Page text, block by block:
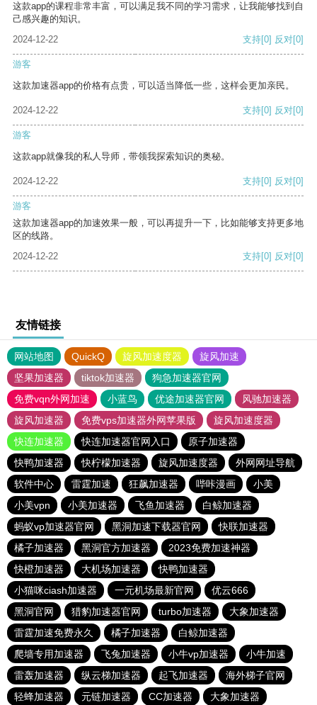
这款app的课程非常丰富，可以满足我不同的学习需求，让我能够找到自
己感兴趣的知识。
2024-12-22
支持[0] 反对[0]
游客
这款加速器app的价格有点贵，可以适当降低一些，这样会更加亲民。
2024-12-22 支持[0] 反对[0]
游客
这款app就像我的私人导师，带领我探索知识的奥秘。
2024-12-22 支持[0] 反对[0]
游客
这款加速器app的加速效果一般，可以再提升一下，比如能够支持更多地
区的线路。
2024-12-22
支持[0] 反对[0]
友情链接
网站地图 QuickQ 旋风加速度器
旋风加速
坚果加速器
tiktok加速器
狗急加速器官网
免费vqn外网加速
小蓝鸟 优途加速器官网
风驰加速器
旋风加速器
免费vps加速器外网苹果版
旋风加速度器
快连加速器
快连加速器官网入口
原子加速器
快鸭加速器
快柠檬加速器 旋风加速度器
外网网址导航
软件中心
雷霆加速 狂飙加速器 哔咔漫画
小美
小美vpn
小美加速器 飞鱼加速器
白鲸加速器
蚂蚁vp加速器官网
黑洞加速下载器官网
快联加速器
橘子加速器
黑洞官方加速器
2023免费加速神器
快橙加速器
大机场加速器
快鸭加速器
小猫咪ciash加速器
一元机场最新官网
优云666
黑洞官网
猎豹加速器官网 turbo加速器
大象加速器
雷霆加速免费永久
橘子加速器
白鲸加速器
爬墙专用加速器
飞兔加速器 小牛vp加速器
小牛加速
雷轰加速器
纵云梯加速器 起飞加速器
海外梯子官网
轻蜂加速器
元链加速器 CC加速器 大象加速器